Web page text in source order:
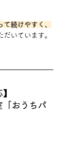
て続けやすく、
だいています。
「おうちパ